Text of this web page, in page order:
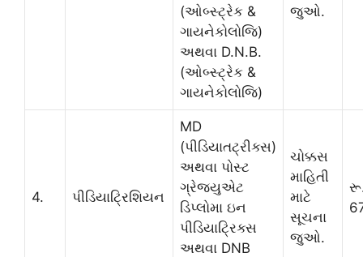
(ઓબ્સ્ટ્રેક &
ગાયનેકોલોજિ)
અથવા D.N.B.
(ઓબ્સ્ટ્રેક &
ગાયનેકોલોજિ)
જુઓ.
4. પીડિયાટ્રિશિયન
MD
(પીડિયાતટ્રીક્સ)
અથવા પોસ્ટ
ગ્રેજ્યુએટ
ડિપ્લોમા ઇન
પીડિયાટ્રિક્સ
અથવા DNB
ચોક્કસ
માહિતી
માટે
સૂચના
જુઓ.